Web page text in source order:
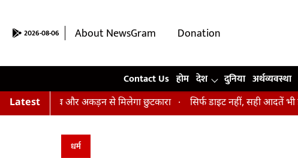
2026-08-06 About NewsGram
Donation
Contact Us होम देश दुनिया अर्थव्यवस्था
Latest
तनाव और अकड़न से मिलेगा छुटकारा सिर्फ डाइट नहीं, सही आदतें भी हैं
धर्म